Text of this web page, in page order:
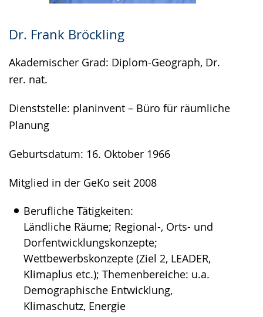
Dr. Frank Bröckling
Akademischer Grad: Diplom-Geograph, Dr.
rer. nat.
Dienststelle: planinvent – Büro für räumliche
Planung
Geburtsdatum: 16. Oktober 1966
Mitglied in der GeKo seit 2008
Berufliche Tätigkeiten:
Ländliche Räume; Regional-, Orts- und
Dorfentwicklungskonzepte;
Wettbewerbskonzepte (Ziel 2, LEADER,
Klimaplus etc.); Themenbereiche: u.a.
Demographische Entwicklung,
Klimaschutz, Energie